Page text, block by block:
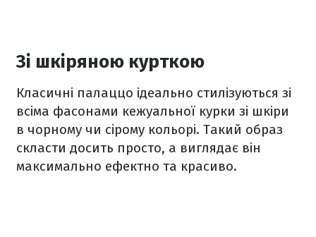
Зі шкіряною курткою
Класичні палаццо ідеально стилізуються зі
всіма фасонами кежуальної курки зі шкіри
в чорному чи сірому кольорі. Такий образ
скласти досить просто, а виглядає він
максимально ефектно та красиво.